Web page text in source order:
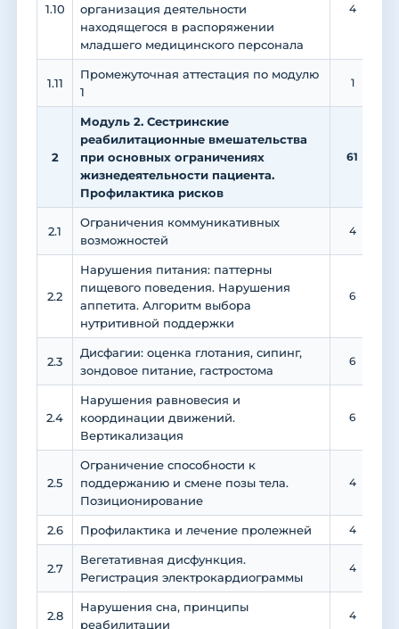
1.10
организация деятельности
находящегося в распоряжении
младшего медицинского персонала
4
1.11
Промежуточная аттестация по модулю
1
1
2
Модуль 2. Сестринские
реабилитационные вмешательства
при основных ограничениях
жизнедеятельности пациента.
Профилактика рисков
61
2.1
Ограничения коммуникативных
возможностей
4
2.2
Нарушения питания: паттерны
пищевого поведения. Нарушения
аппетита. Алгоритм выбора
нутритивной поддержки
6
2.3
Дисфагии: оценка глотания, сипинг,
зондовое питание, гастростома
6
2.4
Нарушения равновесия и
координации движений.
Вертикализация
6
2.5
Ограничение способности к
поддержанию и смене позы тела.
Позиционирование
4
2.6 Профилактика и лечение пролежней 4
2.7
Вегетативная дисфункция.
Регистрация электрокардиограммы
4
2.8
Нарушения сна, принципы
реабилитации
4